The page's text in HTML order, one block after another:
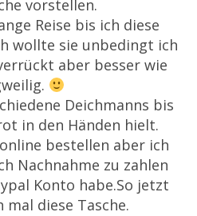
vorstellen.
Reise bis ich diese
wollte sie unbedingt ich
aber besser wie
Deichmanns bis
in den Händen hielt.
bestellen aber ich
Nachnahme zu zahlen
Konto habe.So jetzt
mal diese Tasche.